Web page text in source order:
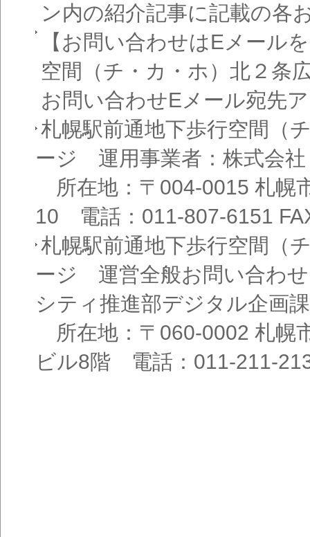
ン内の紹介記事に記載の各
【お問い合わせはEメール
空間（チ・カ・ホ）北２条
お問い合わせEメール宛先
札幌駅前通地下歩行空間（
ージ 運用事業者：株式会
所在地：〒004-0015 札幌
10 電話：011-807-6151
札幌駅前通地下歩行空間（
ージ 運営全般お問い合わ
シティ推進部デジタル企画課
所在地：〒060-0002 札幌
ビル8階 電話：011-211-